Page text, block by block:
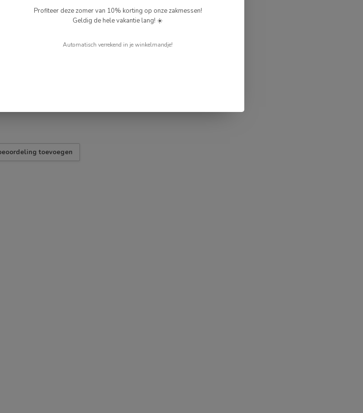
toevoegen
Profiteer deze zomer van 10% korting op onze zakmessen!
Geldig de hele vakantie lang! ☀️
Automatisch verrekend in je winkelmandje!